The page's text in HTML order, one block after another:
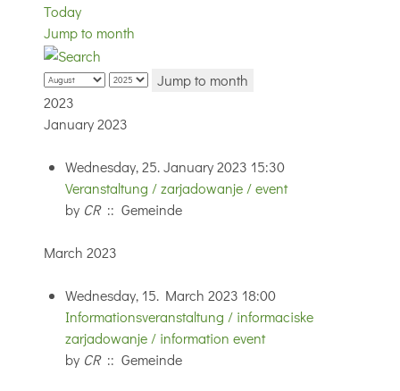
Today
Jump to month
Jump to month
2023
January 2023
Wednesday, 25. January 2023 15:30
Veranstaltung / zarjadowanje / event
by CR:: Gemeinde
March 2023
Wednesday, 15. March 2023 18:00
Informationsveranstaltung / informaciske
zarjadowanje / information event
by CR:: Gemeinde